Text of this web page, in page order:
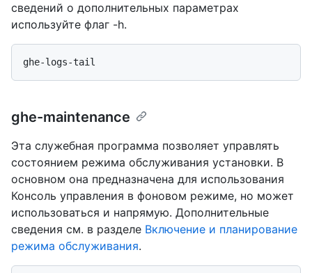
сведений о дополнительных параметрах
используйте флаг -h.
ghe-maintenance
Эта служебная программа позволяет управлять
состоянием режима обслуживания установки. В
основном она предназначена для использования
Консоль управления в фоновом режиме, но может
использоваться и напрямую. Дополнительные
сведения см. в разделе Включение и планирование
режима обслуживания.